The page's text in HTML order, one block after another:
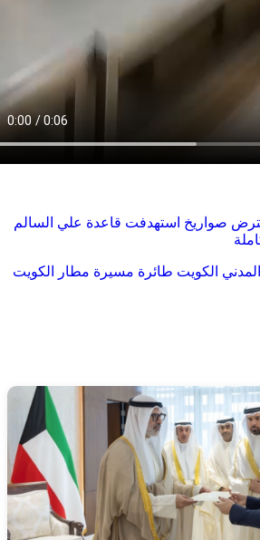
استهدفت قاعدة علي السالم
الكويتطائرة مسيرةمطار الكويت